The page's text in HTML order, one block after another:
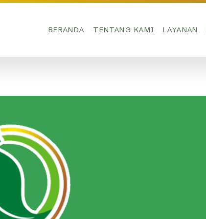
BERANDA TENTANG KAMI LAYANAN